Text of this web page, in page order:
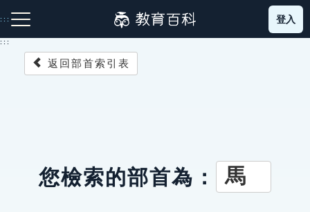
到
主
::: 登入
:::
返回部首索引表
您檢索的部首為： 馬